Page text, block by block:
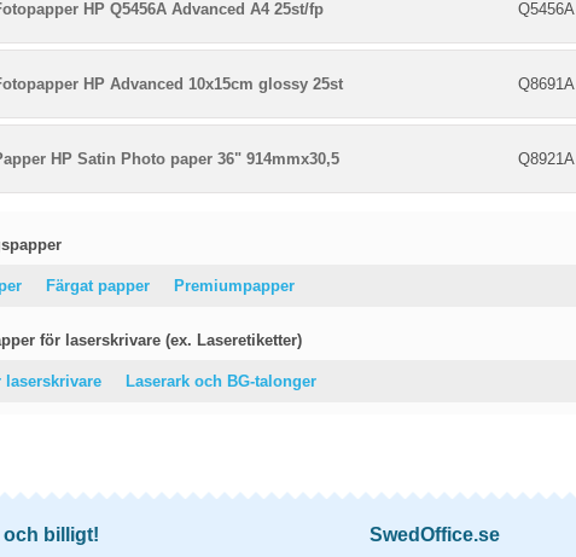
HP Q5456A Advanced A4 25st/fp Q5456A
HP Advanced 10x15cm glossy 25st Q8691A
HP Satin Photo paper 36" 914mmx30,5 Q8921A
Färgat papper Premiumpapper
för laserskrivare (ex. Laseretiketter)
laserskrivare Laserark och BG-talonger
och billigt! SwedOffice.se